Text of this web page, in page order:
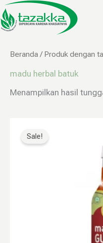
Lewati
ke
konten
Beranda / Produk dengan
madu herbal batuk
Menampilkan hasil
Sale!